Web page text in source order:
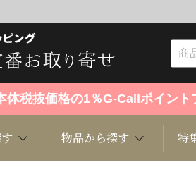
体税抜価格の1％G-Callポイン
物品から探す 特